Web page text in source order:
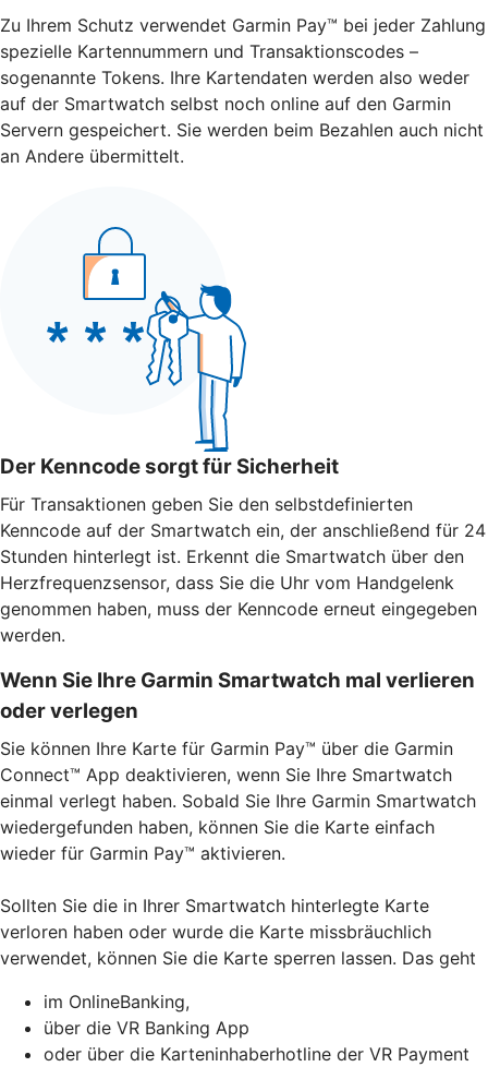
Zu Ihrem Schutz verwendet Garmin Pay™ bei jeder Zahlung
spezielle Kartennummern und Transaktionscodes –
sogenannte Tokens. Ihre Kartendaten werden also weder
auf der Smartwatch selbst noch online auf den Garmin
Servern gespeichert. Sie werden beim Bezahlen auch nicht
an Andere übermittelt.
Der Kenncode sorgt für Sicherheit
Für Transaktionen geben Sie den selbstdefinierten
Kenncode auf der Smartwatch ein, der anschließend für 24
Stunden hinterlegt ist. Erkennt die Smartwatch über den
Herzfrequenzsensor, dass Sie die Uhr vom Handgelenk
genommen haben, muss der Kenncode erneut eingegeben
werden.
Wenn Sie Ihre Garmin Smartwatch mal verlieren
oder verlegen
Sie können Ihre Karte für Garmin Pay™ über die Garmin
Connect™ App deaktivieren, wenn Sie Ihre Smartwatch
einmal verlegt haben. Sobald Sie Ihre Garmin Smartwatch
wiedergefunden haben, können Sie die Karte einfach
wieder für Garmin Pay™ aktivieren.
Sollten Sie die in Ihrer Smartwatch hinterlegte Karte
verloren haben oder wurde die Karte missbräuchlich
verwendet, können Sie die Karte sperren lassen. Das geht
im OnlineBanking,
über die VR Banking App
oder über die Karteninhaberhotline der VR Payment